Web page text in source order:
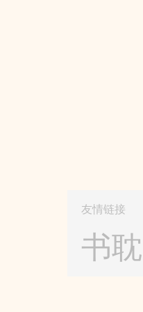
友情链接
书耽